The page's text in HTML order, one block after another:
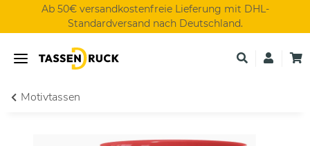
Ab 50€ versandkostenfreie Lieferung mit DHL-
Standardversand nach Deutschland.
Motivtassen